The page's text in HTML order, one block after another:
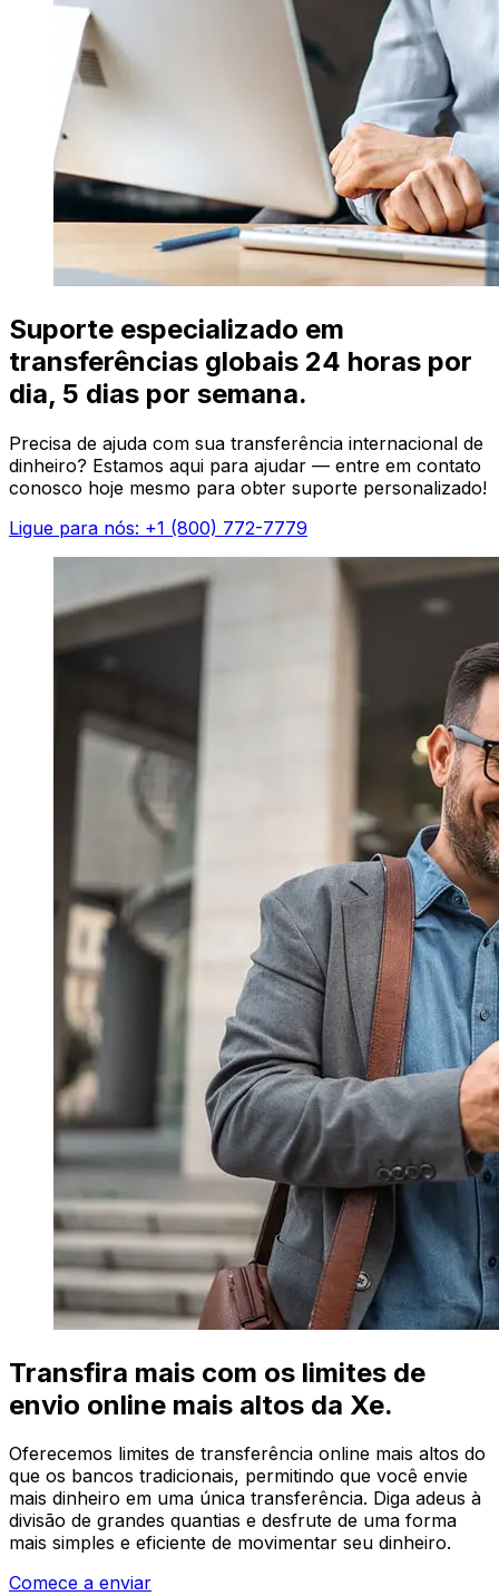
Suporte especializado em
transferências globais 24 horas por
dia, 5 dias por semana.
Precisa de ajuda com sua transferência internacional de
dinheiro? Estamos aqui para ajudar — entre em contato
conosco hoje mesmo para obter suporte personalizado!
Ligue para nós: +1 (800) 772-7779
Transfira mais com os limites de
envio online mais altos da Xe.
Oferecemos limites de transferência online mais altos do
que os bancos tradicionais, permitindo que você envie
mais dinheiro em uma única transferência. Diga adeus à
divisão de grandes quantias e desfrute de uma forma
mais simples e eficiente de movimentar seu dinheiro.
Comece a enviar